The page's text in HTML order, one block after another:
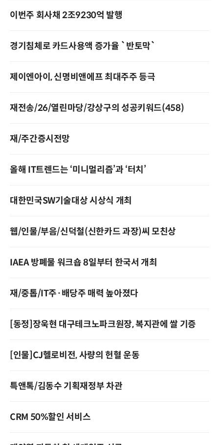
이번주 회사채 2조9230억 발행
경기침체로 카드사용액 증가율 `반토막`
제이엔아이, 신명비앤에프 최대주주 등극
재전송/26/열린마당/강상구의 성공키워드(458)
재/주간증시전망
올해 IT트렌드는 ‘미니멀리즘’과 ‘터치’
대한민국SW기술대상 시상식 개최
웹/인물/부음/신덕철(신한카드 과장)씨 모친상
IAEA 방폐물 워크숍 8일부터 한국서 개최
재/중톱/IT주·배당주 매력 높아졌다
[동정]장욱현 대구테크노파크원장, 복지관에 쌀 기증
[인물]CJ헬로비전, 사량의 헌혈 운동
특앤톡/김동수 기획재정부 차관
CRM 50%할인 서비스